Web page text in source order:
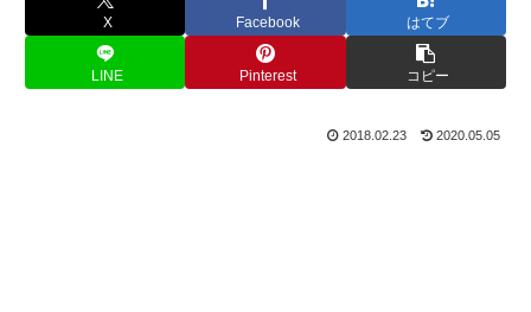
X Facebook はてブ
LINE Pinterest コピー
2018.02.23 2020.05.05